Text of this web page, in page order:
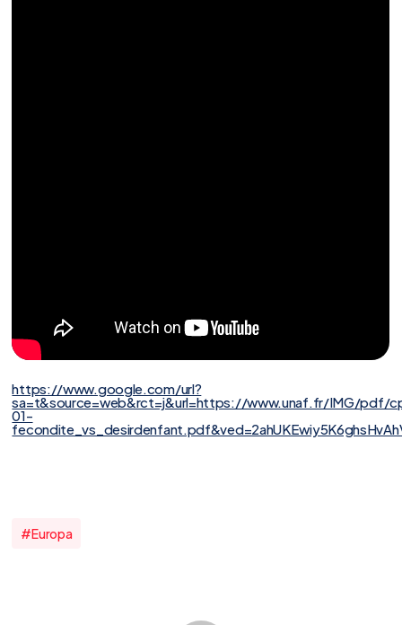
https://www.google.com/url?
sa=t&source=web&rct=j&url=https://www.unaf.fr/IMG/pdf/
01-
#europa